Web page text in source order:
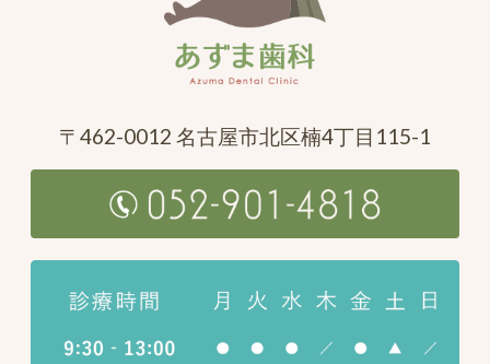
〒462-0012 名古屋市北区楠4丁目115-1